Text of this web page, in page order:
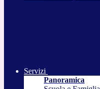
Servizi
Panoramica